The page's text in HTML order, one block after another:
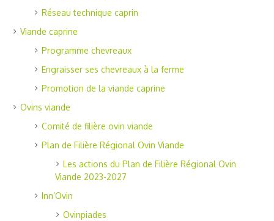
Réseau technique caprin
Viande caprine
Programme chevreaux
Engraisser ses chevreaux à la ferme
Promotion de la viande caprine
Ovins viande
Comité de filière ovin viande
Plan de Filière Régional Ovin Viande
Les actions du Plan de Filière Régional Ovin
Viande 2023-2027
Inn’Ovin
Ovinpiades